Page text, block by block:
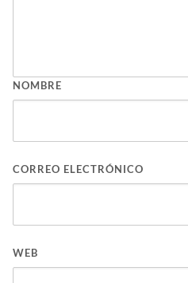
NOMBRE
CORREO ELECTRÓNICO
WEB